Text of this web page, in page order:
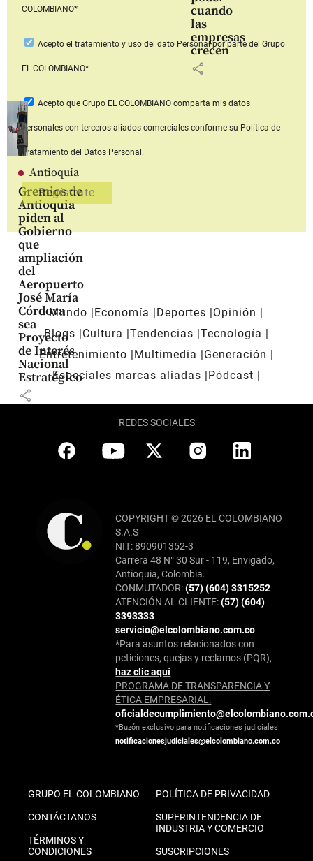
cuando
las
empresas
crecen
share
Antioquia
Gremios de
Antioquia
piden al
Gobierno
que
ampliación
del
Aeropuerto
José María
Córdova
sea
Proyecto
de Interés
Nacional
Estratégico
share
COLOMBIANO*
Acepto el tratamiento y uso del dato Personalpor parte del Grupo
EL COLOMBIANO*
Acepto que Grupo EL COLOMBIANOcomparta mis datos
personales con terceros aliados comerciales conforme su Política de
Tratamiento del Datos Personal.
Mundo Economía Deportes
Opinión
Blogs
Cultura Tendencias Tecnología
Entretenimiento
Multimedia
Generación
Especiales marcas aliadas
Pódcast
REDES SOCIALES
COPYRIGHT © 2026 EL COLOMBIANO
S.A.S
NIT: 890901352-3
Carrera 48 N° 30 Sur - 119, Envigado,
Antioquia, Colombia.
CONMUTADOR:(57) (604) 3315252
ATENCIÓN AL CLIENTE:(57) (604)
3393333
servicio@elcolombiano.com.co
*Para asuntos relacionados con
peticiones, quejas y reclamos (PQR),
haz clic aquí
PROGRAMA DE TRANSPARENCIA Y
ÉTICA EMPRESARIAL:
*Buzón exclusivo para notificaciones judiciales:
notificacionesjudiciales@elcolombiano.com.co
GRUPO EL COLOMBIANO
CONTÁCTANOS
TÉRMINOS Y
CONDICIONES
POLÍTICA DE PRIVACIDAD
SUPERINTENDENCIA DE
INDUSTRIA Y COMERCIO
SUSCRIPCIONES